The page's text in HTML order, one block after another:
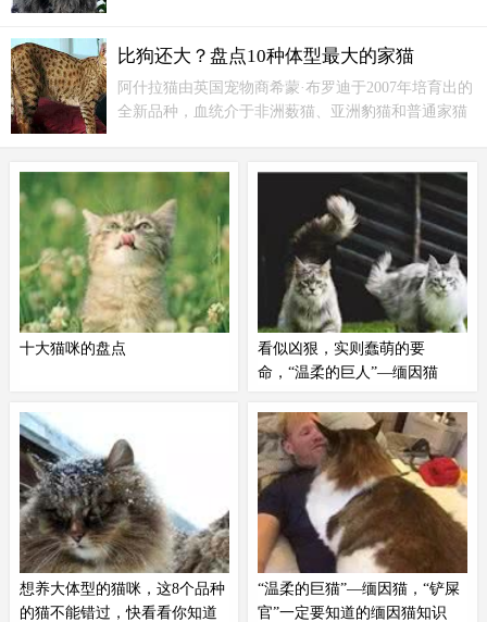
体格强壮，被毛厚密。
比狗还大？盘点10种体型最大的家猫
阿什拉猫由英国宠物商希蒙·布罗迪于2007年培育出的
全新品种，血统介于非洲薮猫、亚洲豹猫和普通家猫
世界上体型最大的家猫之一，更是最贵的猫咪，每只
售价1.2万英镑。
十大猫咪的盘点
别胖，那么真正的大型猫品种是什
么呢？体型最大的猫有多大呢？
1、孟加拉豹猫孟加拉豹猫又称孟
加拉猫，起源于美国，与埃及猫的
杂交。豹猫是一种中大型的猫，拥
有修长的身躯和流畅的肌肉线条。
看似凶狠，实则蠢萌的要
命，“温柔的巨人”—缅因猫
了解。缅因猫是很多男性铲屎官最
想拥有的猫咪，拥有霸气的外表和
一身厚实的长毛，不仅智商高，对
主人也十分忠诚。缅因猫的特征基
本可以用三个“最”来概括——最古
老、体型最大、智商最高。
想养大体型的猫咪，这8个品种
的猫不能错过，快看看你知道
“温柔的巨猫”—缅因猫，“铲屎
官”一定要知道的缅因猫知识